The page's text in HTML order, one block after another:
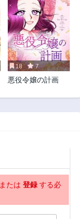
18 7
悪役令嬢の計画
または 登録する必